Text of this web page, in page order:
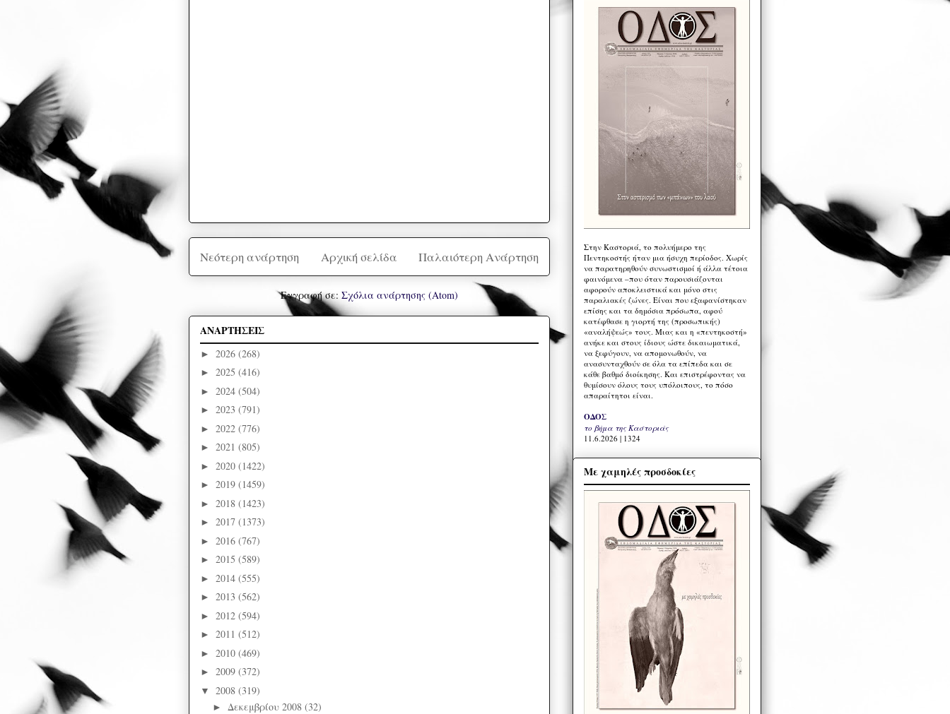
Νεότερη ανάρτηση Παλαιότερη Ανάρτηση
Αρχική σελίδα
Εγγραφή σε: Σχόλια ανάρτησης (Atom)
ΑΝΑΡΤΗΣΕΙΣ
► 2026 (268)
► 2025 (416)
► 2024 (504)
► 2023 (791)
► 2022 (776)
► 2021 (805)
► 2020 (1422)
► 2019 (1459)
► 2018 (1423)
► 2017 (1373)
► 2016 (767)
► 2015 (589)
► 2014 (555)
► 2013 (562)
► 2012 (594)
► 2011 (512)
► 2010 (469)
► 2009 (372)
▼ 2008 (319)
► Δεκεμβρίου 2008 (32)
Στην Καστοριά, το πολυήμερο της
Πεντηκοστής ήταν μια ήσυχη περίοδος. Χωρίς
να παρατηρηθούν συνωστισμοί ή άλλα τέτοια
φαινόμενα –που όταν παρουσιάζονται
αφορούν αποκλειστικά και μόνο στις
παραλιακές ζώνες. Είναι που εξαφανίστηκαν
επίσης και τα δημόσια πρόσωπα, αφού
κατέφθασε η γιορτή της (προσωπικής)
«αναλήψεώς» τους. Μιας και η «πεντηκοστή»
ανήκε και στους ίδιους ώστε δικαιωματικά,
να ξεφύγουν, να απομονωθούν, να
ανασυνταχθούν σε όλα τα επίπεδα και σε
κάθε βαθμό διοίκησης. Και επιστρέφοντας να
θυμίσουν όλους τους υπόλοιπους, το πόσο
απαραίτητοι είναι.
ΟΔΟΣ
το βήμα της Καστοριάς
11.6.2026 | 1324
Με χαμηλές προσδοκίες